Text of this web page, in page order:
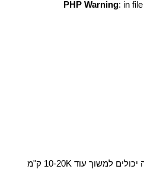
: in file
מקדימה הוחלפו צמיגים לפני שנתיים ב60000 קמ, זאת אומרת שנסעו "רק" 30000 קמ (תאריך היצור שלהם לפני 3 שנים). מצבם יחסית טוב עדיין. יש שחיקה מסוימת אבל כנראה יכולים למשוך עוד 10-20K ק"מ